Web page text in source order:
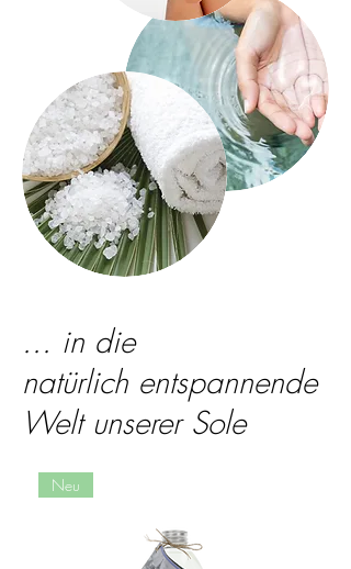
... in die
natürlich entspannende
Welt unserer Sole
Neu